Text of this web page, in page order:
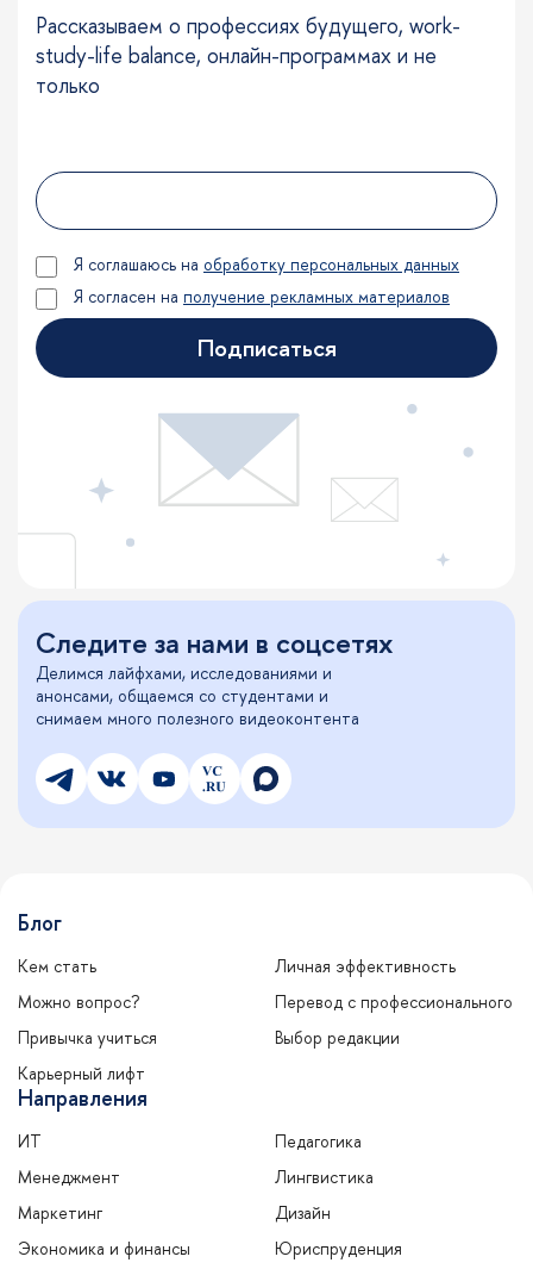
Рассказываем о профессиях будущего, work-
study-life balance, онлайн-программах и не
только
Я соглашаюсь на обработку персональных данных
Я согласен на получение рекламных материалов
Подписаться
Следите за нами в соцсетях
Делимся лайфхами, исследованиями и
анонсами, общаемся со студентами и
снимаем много полезного видеоконтента
Блог
Кем стать
Можно вопрос?
Привычка учиться
Карьерный лифт
Личная эффективность
Перевод с профессионального
Выбор редакции
Направления
ИТ
Менеджмент
Маркетинг
Экономика и финансы
Педагогика
Лингвистика
Дизайн
Юриспруденция